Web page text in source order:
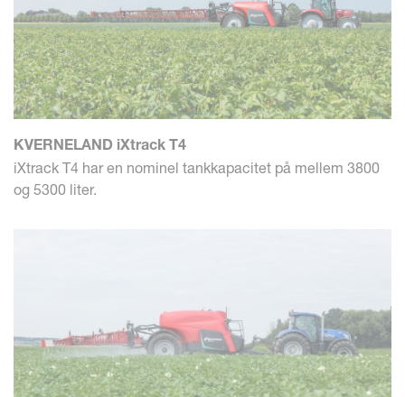
KVERNELAND iXtrack T4
iXtrack T4 har en nominel tankkapacitet på mellem 3800
og 5300 liter.